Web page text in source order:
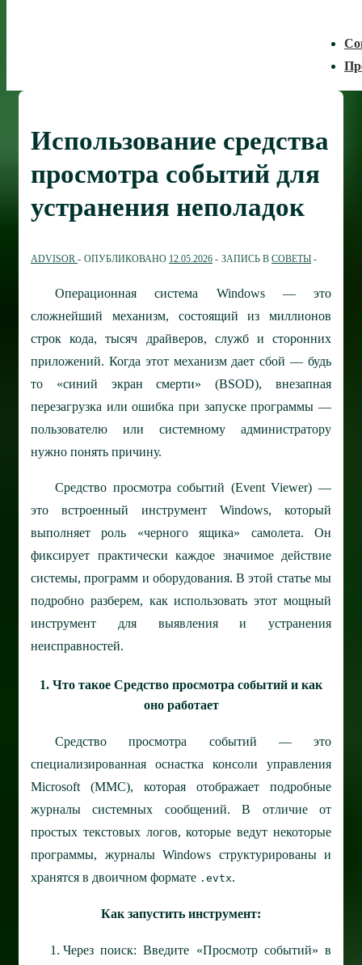
Использование средства
просмотра событий для
устранения неполадок
ADVISOR ОПУБЛИКОВАНО 12.05.2026 ЗАПИСЬ В СОВЕТЫ
Операционная система Windows — это
сложнейший механизм, состоящий из миллионов
строк кода, тысяч драйверов, служб и сторонних
приложений. Когда этот механизм дает сбой — будь
то «синий экран смерти» (BSOD), внезапная
перезагрузка или ошибка при запуске программы —
пользователю или системному администратору
нужно понять причину.
Средство просмотра событий (Event Viewer) —
это встроенный инструмент Windows, который
выполняет роль «черного ящика» самолета. Он
фиксирует практически каждое значимое действие
системы, программ и оборудования. В этой статье мы
подробно разберем, как использовать этот мощный
инструмент для выявления и устранения
неисправностей.
1. Что такое Средство просмотра событий и как
оно работает
Средство просмотра событий — это
специализированная оснастка консоли управления
Microsoft (MMC), которая отображает подробные
журналы системных сообщений. В отличие от
простых текстовых логов, которые ведут некоторые
программы, журналы Windows структурированы и
хранятся в двоичном формате .evtx.
Как запустить инструмент:
Через поиск: Введите «Просмотр событий» в